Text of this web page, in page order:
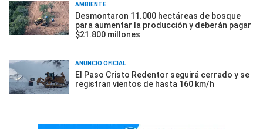
AMBIENTE
Desmontaron 11.000 hectáreas de bosque
para aumentar la producción y deberán pagar
$21.800 millones
ANUNCIO OFICIAL
El Paso Cristo Redentor seguirá cerrado y se
registran vientos de hasta 160 km/h